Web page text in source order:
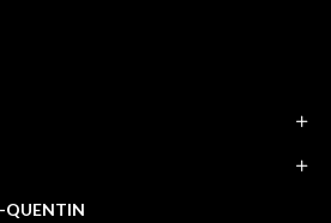
QUENTIN